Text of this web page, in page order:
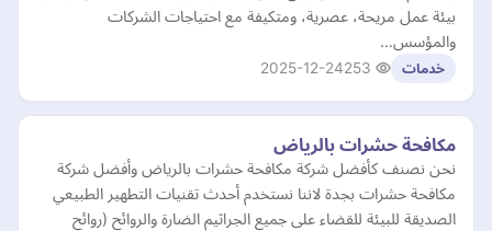
بيئة عمل مريحة، عصرية، ومتكيفة مع احتياجات الشركات
والمؤسس…
خدمات 2025-12-24
مكافحة حشرات بالرياض
نحن نصنف كأفضل شركة مكافحة حشرات بالرياض وأفضل شركة
مكافحة حشرات بجدة لاننا نستخدم أحدث تقنيات التطهير الطبيعي
الصديقة للبيئة للقضاء على جميع الجراثيم الضارة والروائح (روائح